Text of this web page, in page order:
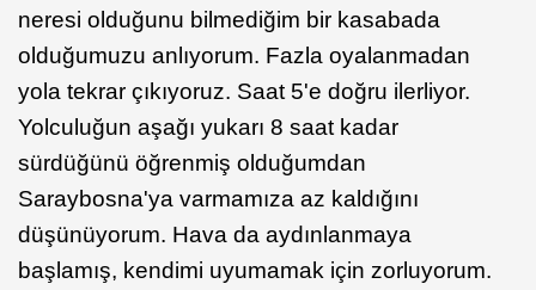
neresi olduğunu bilmediğim bir kasabada
olduğumuzu anlıyorum. Fazla oyalanmadan
yola tekrar çıkıyoruz. Saat 5'e doğru ilerliyor.
Yolculuğun aşağı yukarı 8 saat kadar
sürdüğünü öğrenmiş olduğumdan
Saraybosna'ya varmamıza az kaldığını
düşünüyorum. Hava da aydınlanmaya
başlamış, kendimi uyumamak için zorluyorum.